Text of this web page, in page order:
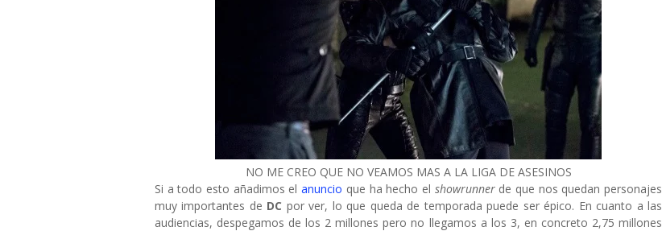
NO ME CREO QUE NO VEAMOS MAS A LA LIGA DE ASESINOS
Si a todo esto añadimos elanuncio que ha hecho el showrunnerde que nos quedan personajes
muy importantes de DC por ver, lo que queda de temporada puede ser épico. En cuanto a las
audiencias, despegamos de los 2 millones pero no llegamos a los 3, en concreto 2,75 millones